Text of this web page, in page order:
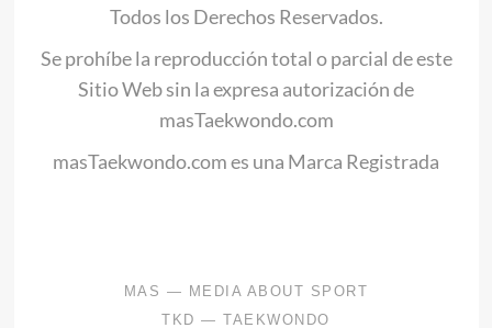
Todos los Derechos Reservados.
Se prohíbe la reproducción total o parcial de este
Sitio Web sin la expresa autorización de
masTaekwondo.com
masTaekwondo.com es una Marca Registrada